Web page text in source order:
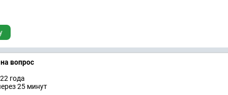
вопрос
годa
25 минут